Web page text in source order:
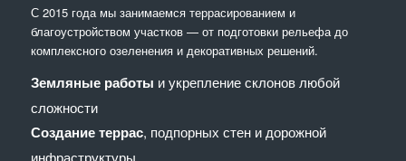
С 2015 года мы занимаемся террасированием и
благоустройством участков — от подготовки рельефа до
комплексного озеленения и декоративных решений.
Земляные работы и укрепление склонов любой
сложности
Создание террас, подпорных стен и дорожной
инфраструктуры